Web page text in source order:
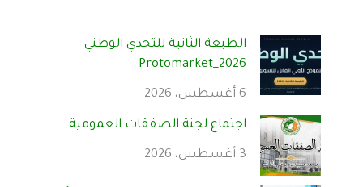
الطبعة الثانية للتحدي الوطني
Protomarket_2026
6 أغسطس، 2026
اجتماع لجنة الصفقات العمومية
3 أغسطس، 2026